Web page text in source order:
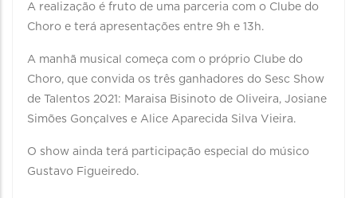
A realização é fruto de uma parceria com o Clube do
Choro e terá apresentações entre 9h e 13h.
A manhã musical começa com o próprio Clube do
Choro, que convida os três ganhadores do Sesc Show
de Talentos 2021: Maraisa Bisinoto de Oliveira, Josiane
Simões Gonçalves e Alice Aparecida Silva Vieira.
O show ainda terá participação especial do músico
Gustavo Figueiredo.